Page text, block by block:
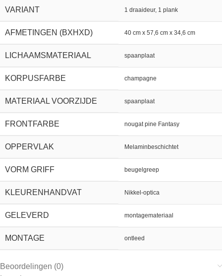
VARIANT 1 draaideur, 1 plank
AFMETINGEN (BXHXD) 40 cm x 57,6 cm x 34,6 cm
LICHAAMSMATERIAAL spaanplaat
KORPUSFARBE champagne
MATERIAAL VOORZIJDE spaanplaat
FRONTFARBE nougat pine Fantasy
OPPERVLAK Melaminbeschichtet
VORM GRIFF beugelgreep
KLEURENHANDVAT Nikkel-optica
GELEVERD montagemateriaal
MONTAGE ontleed
Beoordelingen (0)